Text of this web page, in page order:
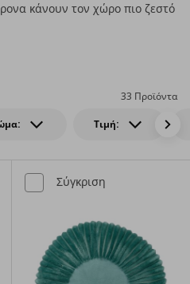
κάνουν τον χώρο πιο ζεστό
Τιμή:
33 Προϊόντα
Σύγκριση